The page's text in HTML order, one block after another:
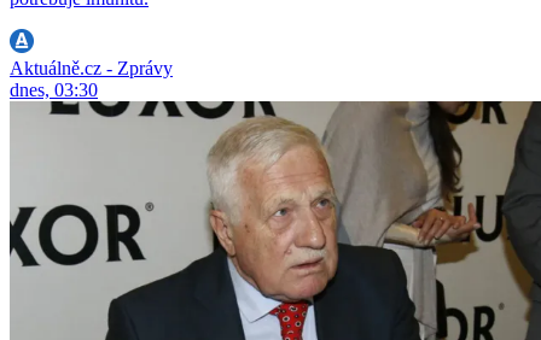
Aktuálně.cz - Zprávy
dnes, 03:30